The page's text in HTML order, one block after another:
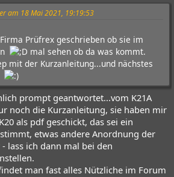
am 18 Mai 2021, 19:19:53
Prüfrex geschrieben ob sie im
mal sehen ob da was kommt.
mit der Kurzanleitung...und nächstes
prompt geantwortet...vom K21A
noch die Kurzanleitung, sie haben mir
als pdf geschickt, das sei ein
etwas andere Anordnung der
lass ich dann mal bei den
man fast alles Nützliche im Forum